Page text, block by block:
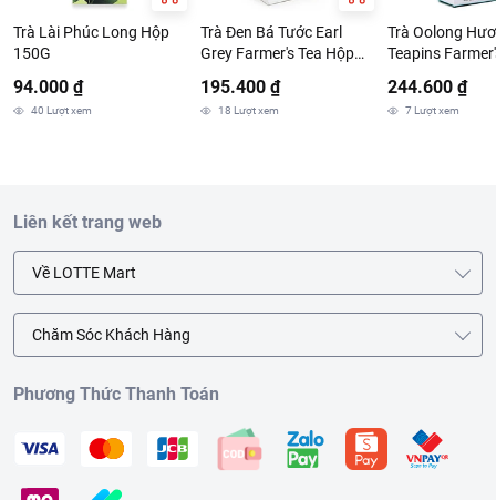
Trà Lài Phúc Long Hộp
150G
94.000 ₫
40 Lượt xem
Trà Đen Bá Tước Earl
Grey Farmer's Tea Hộp
195.400 ₫
18 Lượt xem
Trà Oolong
Teapins
244.600 ₫
7 Lượt xem
Liên kết trang web
Về LOTTE Mart
Chăm Sóc Khách Hàng
Phương Thức Thanh Toán